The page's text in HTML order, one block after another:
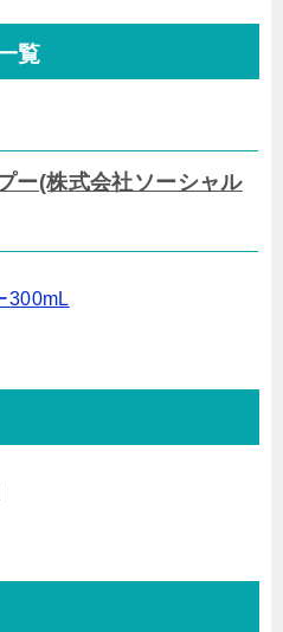
覧
ー(株式会社ソーシャル
300mL